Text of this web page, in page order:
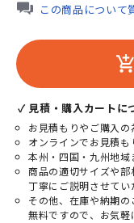
この商品について
add_shopping_cart
✓ 見積・購入カートに
お見積もりやご購入の
オンラインでお見積も
本州・四国・九州地域
商品の適切サイズや
丁寧にご説明させてい
その他、在庫や納期
無料ですので、お気軽